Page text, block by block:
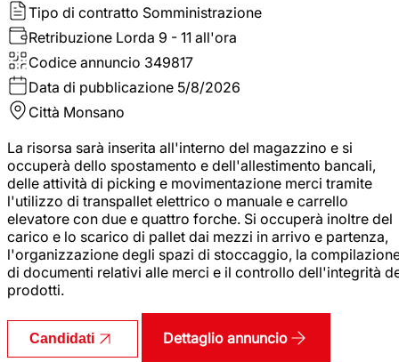
Tipo di contratto Somministrazione
Retribuzione Lorda 9 - 11 all'ora
Codice annuncio 349817
Data di pubblicazione 5/8/2026
Città Monsano
La risorsa sarà inserita all'interno del magazzino e si
occuperà dello spostamento e dell'allestimento bancali,
delle attività di picking e movimentazione merci tramite
l'utilizzo di transpallet elettrico o manuale e carrello
elevatore con due e quattro forche. Si occuperà inoltre del
carico e lo scarico di pallet dai mezzi in arrivo e partenza,
l'organizzazione degli spazi di stoccaggio, la
di documenti relativi alle merci e il controllo dell'integrità
prodotti.
Candidati Dettaglio annuncio